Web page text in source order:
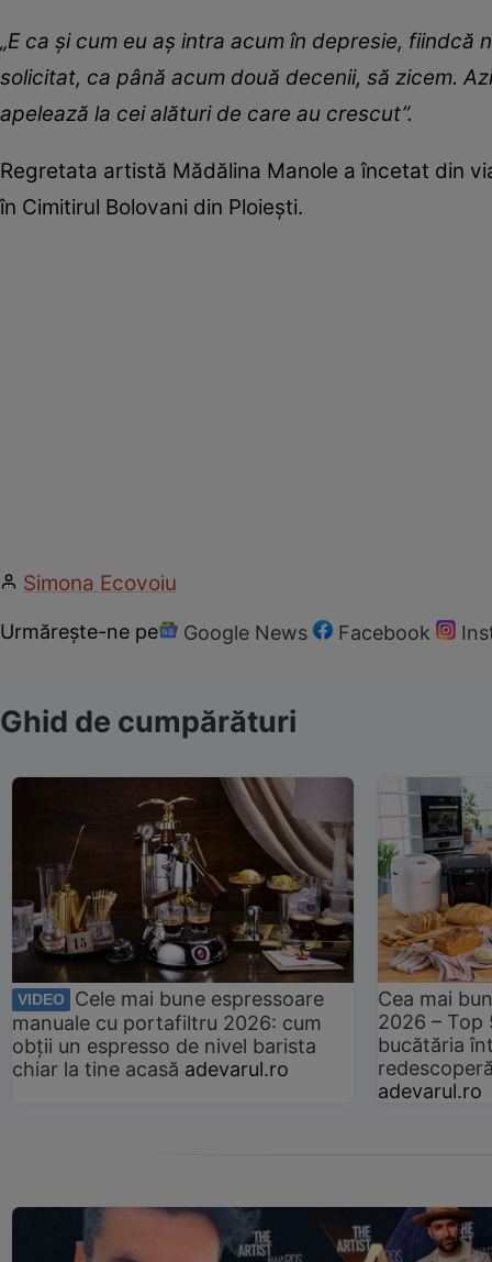
„E ca și cum eu aș intra acum în depresie,
solicitat, ca până acum două decenii, să zicem.
apelează la cei alături de care au crescut”.
Regretata artistă Mădălina Manole a încetat din
în Cimitirul Bolovani din Ploieşti.
Simona Ecovoiu
Urmărește-ne pe Google News Facebook
Ghid de cumpărături
VIDEO
Cele mai bune espressoare
manuale cu portafiltru 2026: cum
obții un espresso de nivel barista
chiar la tine acasă adevarul.ro
Cea mai
2026 –
bucătăria
adevarul.ro